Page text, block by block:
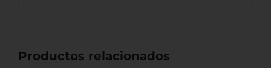
Productos relacionados